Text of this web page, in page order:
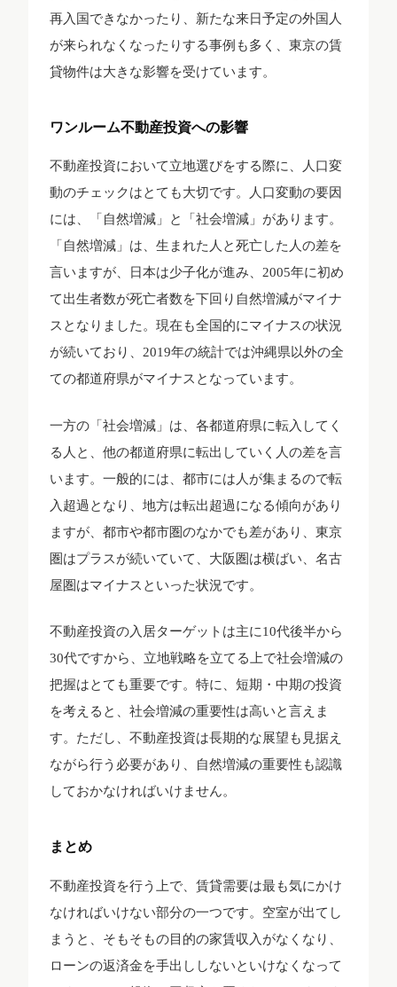
再入国できなかったり、新たな来日予定の外国人
が来られなくなったりする事例も多く、東京の賃
貸物件は大きな影響を受けています。
ワンルーム不動産投資への影響
不動産投資において立地選びをする際に、人口変
動のチェックはとても大切です。人口変動の要因
には、「自然増減」と「社会増減」があります。
「自然増減」は、生まれた人と死亡した人の差を
言いますが、日本は少子化が進み、2005年に初め
て出生者数が死亡者数を下回り自然増減がマイナ
スとなりました。現在も全国的にマイナスの状況
が続いており、2019年の統計では沖縄県以外の全
ての都道府県がマイナスとなっています。
一方の「社会増減」は、各都道府県に転入してく
る人と、他の都道府県に転出していく人の差を言
います。一般的には、都市には人が集まるので転
入超過となり、地方は転出超過になる傾向があり
ますが、都市や都市圏のなかでも差があり、東京
圏はプラスが続いていて、大阪圏は横ばい、名古
屋圏はマイナスといった状況です。
不動産投資の入居ターゲットは主に10代後半から
30代ですから、立地戦略を立てる上で社会増減の
把握はとても重要です。特に、短期・中期の投資
を考えると、社会増減の重要性は高いと言えま
す。ただし、不動産投資は長期的な展望も見据え
ながら行う必要があり、自然増減の重要性も認識
しておかなければいけません。
まとめ
不動産投資を行う上で、賃貸需要は最も気にかけ
なければいけない部分の一つです。空室が出てし
まうと、そもそもの目的の家賃収入がなくなり、
ローンの返済金を手出ししないといけなくなって